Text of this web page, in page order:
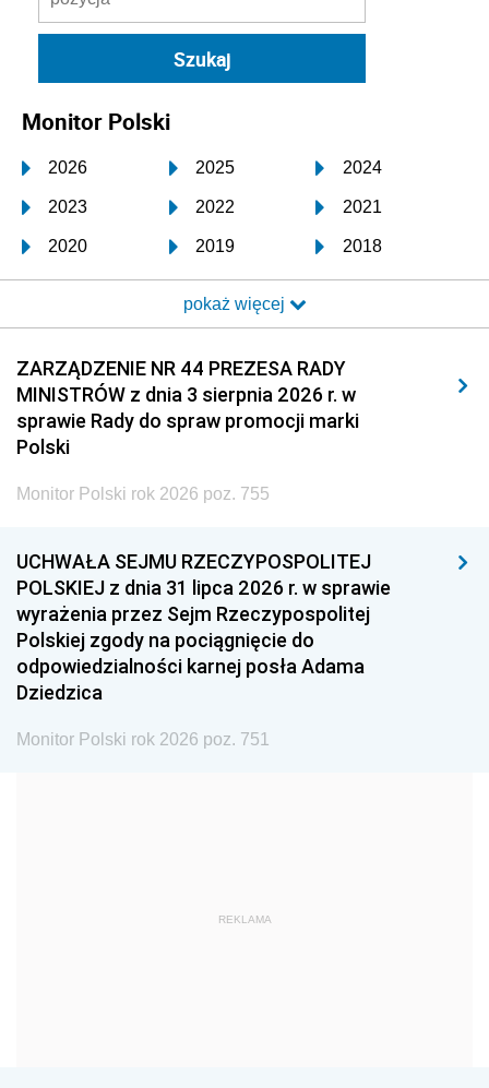
Monitor Polski
2026 2025 2024
2023 2022 2021
2020 2019 2018
2017 2016 2015
2014 2013 2012
2011 2010 2009
2008 2007 2006
2005
1996 1995 1994
1993 1992 1991
1990 1989
1987 1986 1985
1968
pokaż więcej
ZARZĄDZENIE NR 44 PREZESA RADY
MINISTRÓW z dnia 3 sierpnia 2026 r. w
sprawie Rady do spraw promocji marki
Polski
Monitor Polski rok 2026 poz. 755
UCHWAŁA SEJMU RZECZYPOSPOLITEJ
POLSKIEJ z dnia 31 lipca 2026 r. w sprawie
wyrażenia przez Sejm Rzeczypospolitej
Polskiej zgody na pociągnięcie do
odpowiedzialności karnej posła Adama
Dziedzica
Monitor Polski rok 2026 poz. 751
REKLAMA